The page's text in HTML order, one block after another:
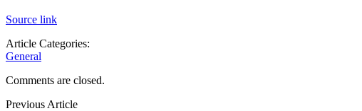
Source link
Article Categories:
General
Comments are closed.
Previous Article